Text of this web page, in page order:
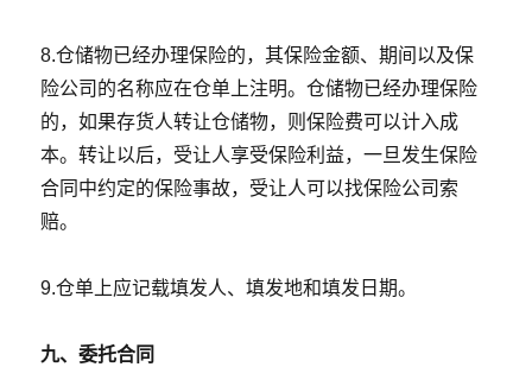
8.仓储物已经办理保险的，其保险金额、期间以及保
险公司的名称应在仓单上注明。仓储物已经办理保险
的，如果存货人转让仓储物，则保险费可以计入成
本。转让以后，受让人享受保险利益，一旦发生保险
合同中约定的保险事故，受让人可以找保险公司索
赔。
9.仓单上应记载填发人、填发地和填发日期。
九、委托合同